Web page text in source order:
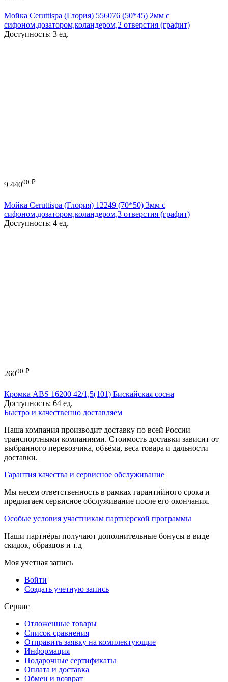
Мойка Ceruttispa (Глория) 556076 (50*45) 2мм с
сифоном,дозатором,коландером,2 отверстия (графит)
Доступность: 3 ед.
9 44000 ₽
Мойка Ceruttispa (Глория) 12249 (70*50) 3мм с
сифоном,дозатором,коландером,3 отверстия (графит)
Доступность: 4 ед.
26000 ₽
Кромка ABS 16200 42/1,5(101) Бискайская сосна
Доступность: 64 ед.
Быстро и качественно доставляем
Наша компания производит доставку по всей России
транспортными компаниями. Стоимость доставки зависит от
выбранного перевозчика, объёма, веса товара и дальности
доставки.
Гарантия качества и сервисное обслуживание
Мы несем ответственность в рамках гарантийного срока и
предлагаем сервисное обслуживание после его окончания.
Особые условия участникам партнерской программы
Наши партнёры получают дополнительные бонусы в виде
скидок, образцов и т.д
Моя учетная запись
Войти
Создать учетную запись
Сервис
Отложенные товары
Список сравнения
Отправить заявку на комплектующие
Информация
Подарочные сертификаты
Оплата и доставка
Обмен и возврат